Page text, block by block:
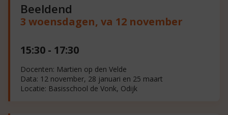
Beeldend
3 woensdagen, va 12 november
15:30 - 17:30
Docenten: Martien op den Velde
Data: 12 november, 28 januari en 25 maart
Locatie: Basisschool de Vonk, Odijk